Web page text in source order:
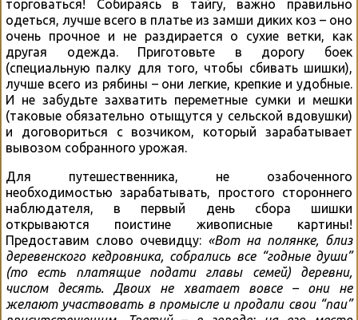
торговаться! Собираясь в тайгу, важно правильно
одеться, лучше всего в платье из замши диких коз – оно
очень прочное и не раздирается о сухие ветки, как
другая одежда. Приготовьте в дорогу боек
(специальную палку для того, чтобы сбивать шишки),
лучше всего из рябины – они легкие, крепкие и удобные.
И не забудьте захватить переметные сумки и мешки
(таковые обязательно отыщутся у сельской вдовушки)
и договориться с возчиком, который зарабатывает
вывозом собранного урожая.
Для путешественника, не озабоченного
необходимостью зарабатывать, простого стороннего
наблюдателя, в первый день сбора шишки
открываются поистине живописные картины!
Предоставим слово очевидцу: «Вот на полянке, близ
деревенского кедровника, собрались все “годные души”
(то есть платящие подати главы семей) деревни,
числом десять. Двоих не хватает вовсе – они не
желают участвовать в промысле и продали свои “паи”